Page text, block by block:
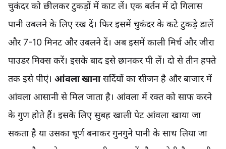
चुकंदर को छीलकर टुकड़ों में काट लें। एक बर्तन में दो गिलास
पानी उबलने के लिए रख दें। फिर इसमें चुकंदर के कटे टुकड़े डालें
और 7-10 मिनट और उबलने दें। अब इसमें काली मिर्च और जीरा
पाउडर मिक्स करें। इसके बाद इसे छानकर पी लें। दो से तीन हफ्ते
तक इसे पीएं। आंवला खानासर्दियों का सीजन है और बाजार में
आंवला आसानी से मिल जाता है। आंवला में रक्त को साफ करने
के गुण होते हैं। इसके लिए सुबह खाली पेट आंवला खाया जा
सकता है या उसका चूर्ण बनाकर गुनगुने पानी के साथ लिया जा